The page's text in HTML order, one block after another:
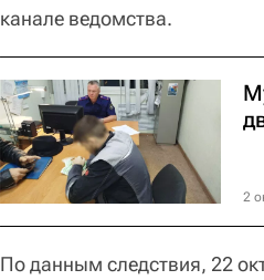
канале ведомства.
2
По данным следствия, 22